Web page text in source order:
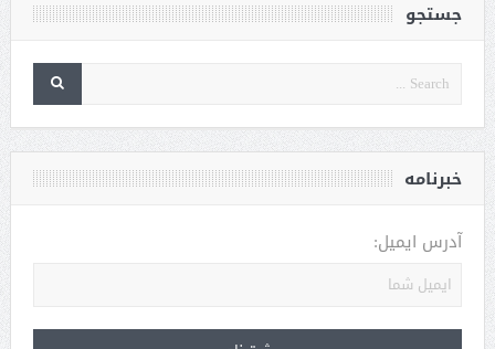
جستجو
خبرنامه
آدرس ایمیل: